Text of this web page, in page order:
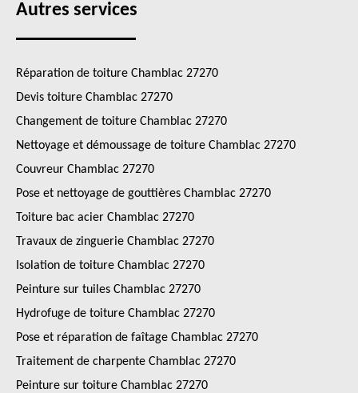
Autres services
Réparation de toiture Chamblac 27270
Devis toiture Chamblac 27270
Changement de toiture Chamblac 27270
Nettoyage et démoussage de toiture Chamblac 27270
Couvreur Chamblac 27270
Pose et nettoyage de gouttières Chamblac 27270
Toiture bac acier Chamblac 27270
Travaux de zinguerie Chamblac 27270
Isolation de toiture Chamblac 27270
Peinture sur tuiles Chamblac 27270
Hydrofuge de toiture Chamblac 27270
Pose et réparation de faîtage Chamblac 27270
Traitement de charpente Chamblac 27270
Peinture sur toiture Chamblac 27270